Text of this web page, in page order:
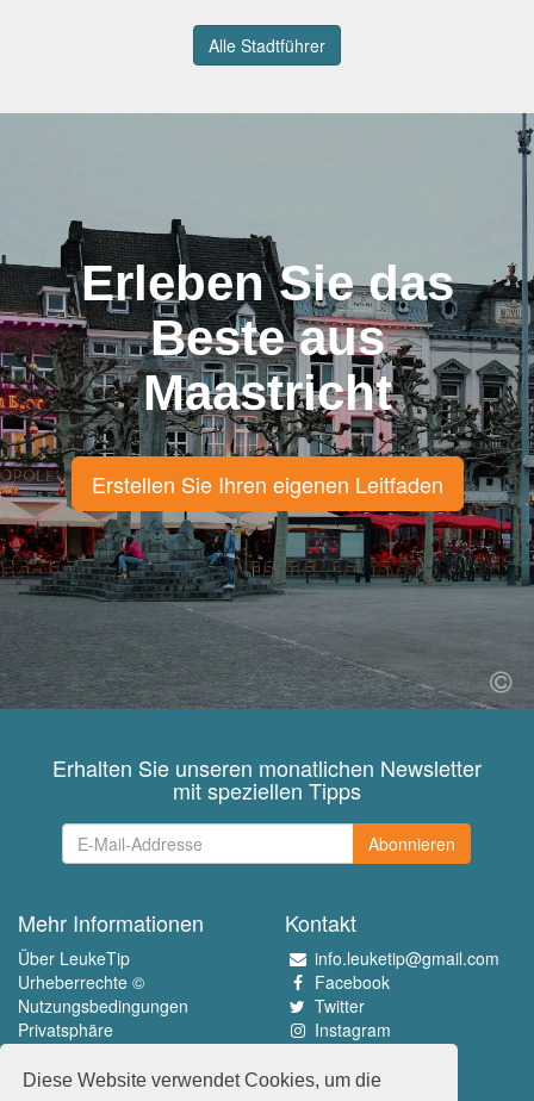
Diese Website verwendet Cookies, um die
Alle Stadtführer
Erleben Sie das
Beste aus
Maastricht
Erstellen Sie Ihren eigenen Leitfaden
Erhalten Sie unseren monatlichen Newsletter
mit speziellen Tipps
Abonnieren
Mehr Informationen
Über LeukeTip
Urheberrechte ©
Nutzungsbedingungen
Privatsphäre
Kontakt
info.leuketip@gmail.com
Facebook
Twitter
Instagram